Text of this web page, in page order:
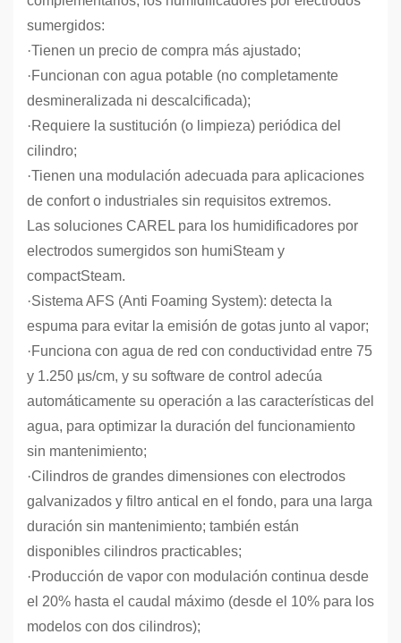
sumergidos:
·Tienen un precio de compra más ajustado;
·Funcionan con agua potable (no completamente
desmineralizada ni descalcificada);
·Requiere la sustitución (o limpieza) periódica del
cilindro;
·Tienen una modulación adecuada para aplicaciones
de confort o industriales sin requisitos extremos.
Las soluciones CAREL para los humidificadores por
electrodos sumergidos son humiSteam y
compactSteam.
·Sistema AFS (Anti Foaming System): detecta la
espuma para evitar la emisión de gotas junto al vapor;
·Funciona con agua de red con conductividad entre 75
y 1.250 µs/cm, y su software de control adecúa
automáticamente su operación a las características del
agua, para optimizar la duración del funcionamiento
sin mantenimiento;
·Cilindros de grandes dimensiones con electrodos
galvanizados y filtro antical en el fondo, para una larga
duración sin mantenimiento; también están
disponibles cilindros practicables;
·Producción de vapor con modulación continua desde
el 20% hasta el caudal máximo (desde el 10% para los
modelos con dos cilindros);